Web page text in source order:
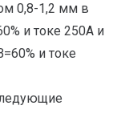
0,8-1,2 мм в
и токе 250А и
и токе